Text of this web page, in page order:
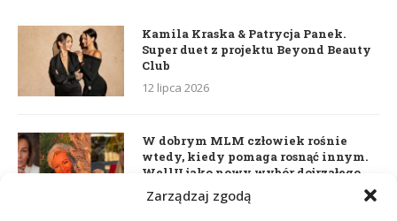
Zarządzaj zgodą
Kamila Kraska & Patrycja Panek.
Super duet z projektu Beyond Beauty
Club
12 lipca 2026
W dobrym MLM człowiek rośnie
wtedy, kiedy pomaga rosnąć innym.
WellU jako nowy wybór dojrzałego
lidera